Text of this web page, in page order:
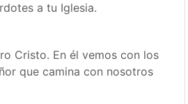
a tu Iglesia.
Cristo. En él vemos con los
que camina con nosotros